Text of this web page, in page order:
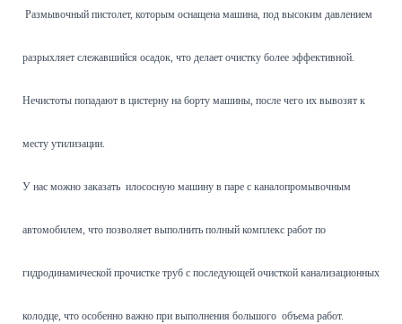
Размывочный пистолет, которым оснащена машина, под высоким давлением
разрыхляет слежавшийся осадок, что делает очистку более эффективной.
Нечистоты попадают в цистерну на борту машины, после чего их вывозят к
месту утилизации.
У нас можно заказать илососную машину в паре с каналопромывочным
автомобилем, что позволяет выполнить полный комплекс работ по
гидродинамической прочистке труб с последующей очисткой канализационных
колодце, что особенно важно при выполнения большого объема работ.